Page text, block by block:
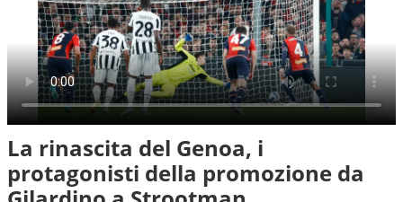
La rinascita del Genoa, i
protagonisti della promozione da